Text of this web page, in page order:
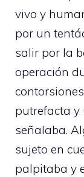
vivo y
por un
salir por la
operación
putrefacta y
señalaba.
sujeto en
palpitaba y